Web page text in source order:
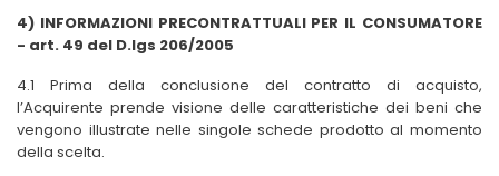
4) INFORMAZIONI PRECONTRATTUALI PER IL CONSUMATORE
- art. 49 del D.lgs 206/2005
4.1 Prima della conclusione del contratto di acquisto,
l’Acquirente prende visione delle caratteristiche dei beni che
vengono illustrate nelle singole schede prodotto al momento
della scelta.